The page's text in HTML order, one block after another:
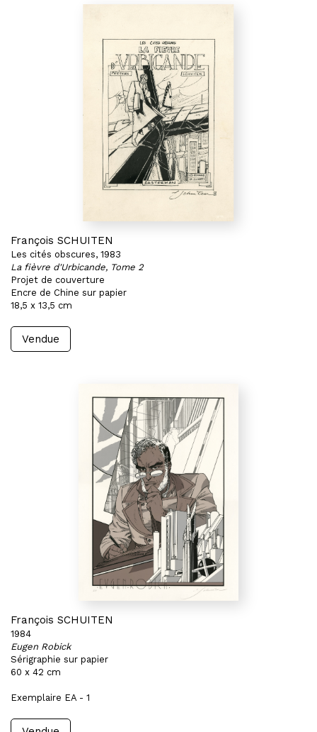
François SCHUITEN
Les cités obscures, 1983
La fièvre d'Urbicande, Tome 2
Projet de couverture
Encre de Chine sur papier
18,5 x 13,5 cm
Vendue
François SCHUITEN
1984
Eugen Robick
Sérigraphie sur papier
60 x 42 cm
Exemplaire EA - 1